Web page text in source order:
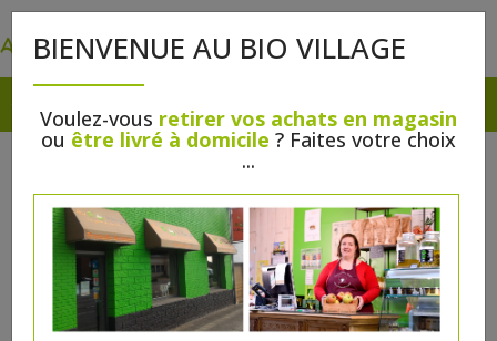
BIENVENUE AU BIO VILLAGE
Voulez-vous retirer vos achats en magasin
ou être livré à domicile ? Faites votre choix
...
HUILES ET VINAIGRES
Epicerie>Huiles et Vinaigres>Huiles